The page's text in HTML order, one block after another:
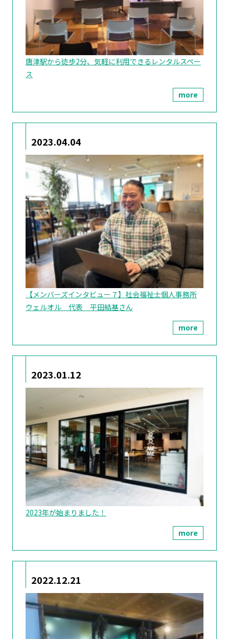
唐津駅から徒歩2分、気軽に利用できるレンタルスペー
ス
more
2023.04.04
【メンバーズインタビュー７】社会福祉士個人事務所
ウェルオル 代表 平田結基さん
more
2023.01.12
2023年が始まりました！
more
2022.12.21